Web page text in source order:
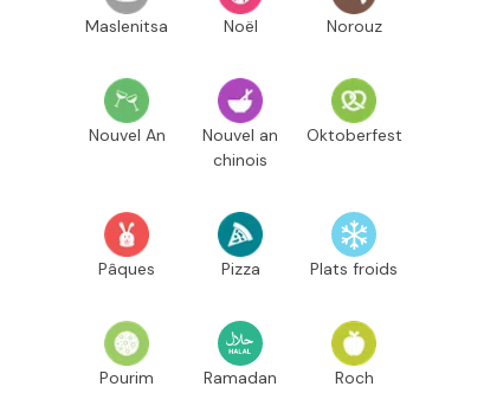
Maslenitsa Noël Norouz
Nouvel An
Nouvel an
chinois
Oktoberfest
Pâques Pizza Plats froids
Pourim Ramadan
Roch